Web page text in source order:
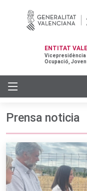
ENTITAT
Vicepresidència
Ocupació,
Prensa noticia